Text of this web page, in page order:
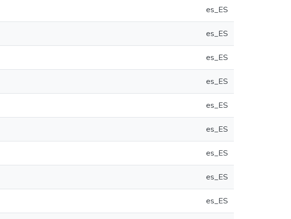
es_ES
es_ES
es_ES
es_ES
es_ES
es_ES
es_ES
es_ES
es_ES